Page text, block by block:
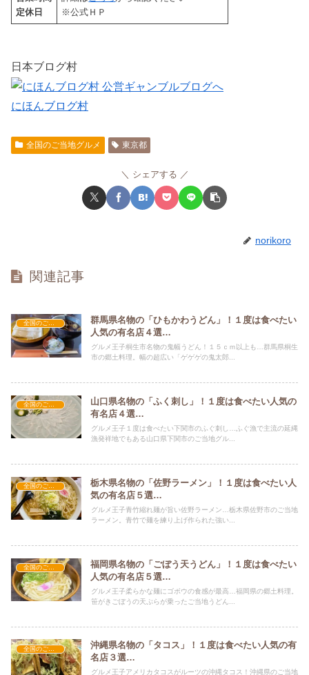
定休日
※公式ＨＰ
日本ブログ村
にほんブログ村
全国のご当地グルメ 東京都
シェアする
norikoro
関連記事
群馬県名物の「ひもかわうどん」！１度は食べたい
人気の有名店４選…
グルメ王子桐生市名物の鬼幅うどん！１５ｃｍ以上も…群馬県桐生
市の郷土料理。幅の超広い「ゲゲゲの鬼太郎...
山口県名物の「ふく刺し」！１度は食べたい人気の
有名店４選…
グルメ王子１度は食べたい下関市のふぐ刺し…ふぐ漁で主流の延縄
漁発祥地でもある山口県下関市のご当地グル...
栃木県名物の「佐野ラーメン」！１度は食べたい人
気の有名店５選…
グルメ王子青竹縮れ麺が旨い佐野ラーメン…栃木県佐野市のご当地
ラーメン。青竹で麺を練り上げ作られた強い...
福岡県名物の「ごぼう天うどん」！１度は食べたい
人気の有名店５選…
グルメ王子柔らかな麺にゴボウの食感が最高…福岡県の郷土料理。
笹がきごぼうの天ぷらが乗ったご当地うどん...
沖縄県名物の「タコス」！１度は食べたい人気の有
名店３選…
グルメ王子アメリカタコスがルーツの沖縄タコス！沖縄県のご当地